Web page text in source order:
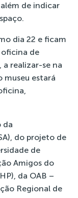
de indicar
dia 22 e ficam
de
a realizar-se na
museu estará
da
do projeto de
de
Amigos do
da OAB –
Regional de